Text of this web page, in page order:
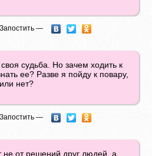
Запостить —
судьба. Но зачем ходить к
ее? Разве я пойду к повару,
нет?
Запостить —
не от решений друг людей, а